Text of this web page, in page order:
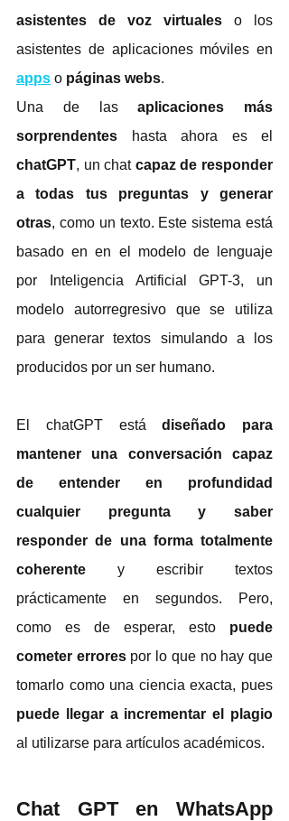
asistentes de voz virtuales o los
apps o páginas webs.
Una de las aplicaciones más
sorprendentes
chatGPT, un chat capaz de responder
a todas tus preguntas y generar
otras, como un texto. Este sistema está
basado en en el modelo de lenguaje
por Inteligencia Artificial GPT-3, un
modelo autorregresivo que se utiliza
para generar textos simulando a los
producidos por un ser humano.
El chatGPT está diseñado para
mantener una conversación capaz
de entender en profundidad
cualquier pregunta y saber
responder de una forma totalmente
coherente y escribir textos
prácticamente en segundos. Pero,
como es de esperar, esto puede
cometer errores por lo que no hay que
puede llegar a incrementar el plagio
al utilizarse para artículos académicos.
Chat GPT en WhatsApp